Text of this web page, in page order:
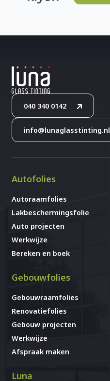
040 340 0142
info@lunaglasstinting.nl
Autofolies
Autoraamfolies
Lakbeschermingsfolie
Auto projecten
Werkwijze
Bereken en boek
Gebouwfolies
Gebouwraamfolies
Renovatiefolies
Gebouw projecten
Werkwijze
Afspraak maken
Luna